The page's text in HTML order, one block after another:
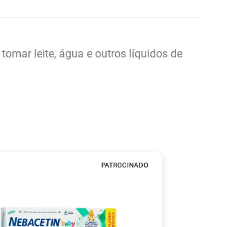
leite, água e outros líquidos de
PATROCINADO